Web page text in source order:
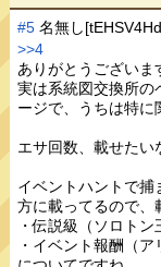
#5 名無し
>>4
ありがとうございま
実は系統図交換所の
ージで、うちは特に
エサ回数、載せたい
イベントハントで
方に載ってるので、
・伝説級（ソロトン
・イベント報酬（ア